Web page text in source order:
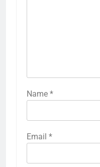
Name *
Email *